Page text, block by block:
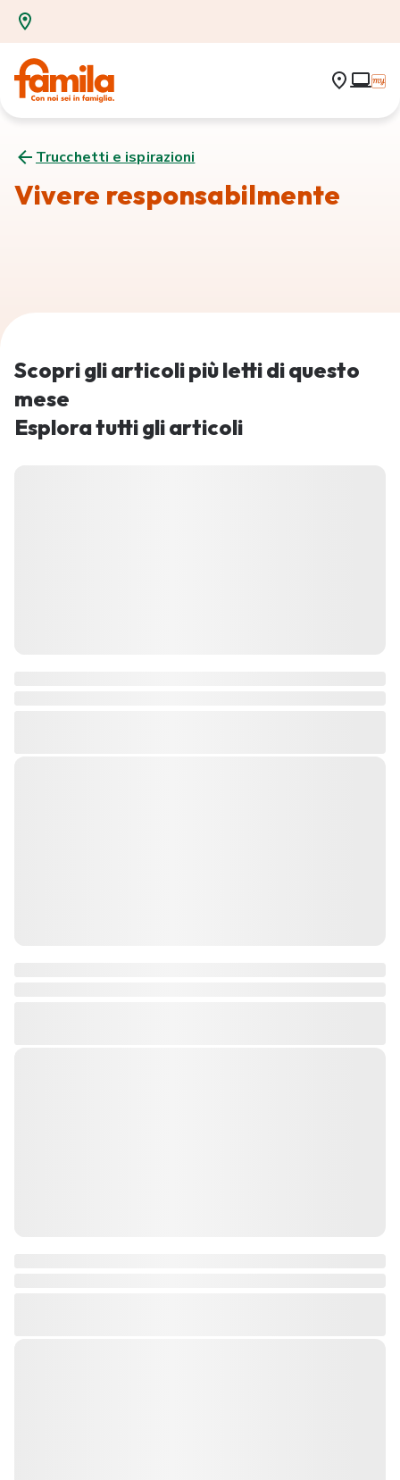
Trucchetti e ispirazioni
Vivere responsabilmente
Scopri gli articoli più letti di questo
mese
Esplora tutti gli articoli